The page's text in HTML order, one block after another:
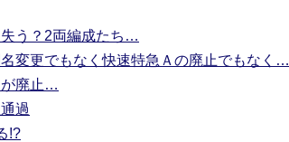
失う？2両編成たち…
変更でもなく快速特急Ａの廃止でもなく…
が廃止…
過
!?